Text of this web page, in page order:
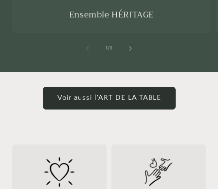
Ensemble HÉRITAGE
1/de
3
Voir aussi l'ART DE LA TABLE